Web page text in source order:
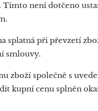
není dotčeno
splatná při převzetí
smlouvy.
zboží společně s
kupní cenu splněn